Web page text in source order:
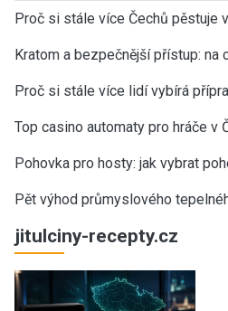
Proč si stále více Čechů pěstuje
Kratom a bezpečnější přístup: na
Proč si stále více lidí vybírá
Top casino automaty pro hráče v
Pohovka pro hosty: jak vybrat
Pět výhod průmyslového
jitulciny-recepty.cz